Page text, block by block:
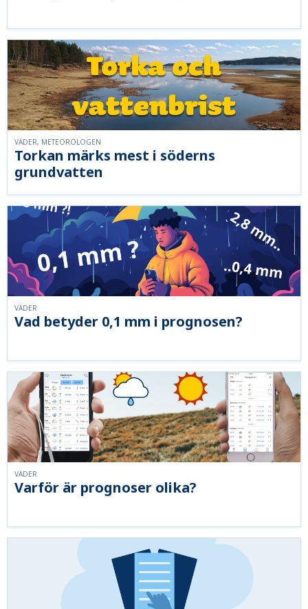
Torkan märks mest i söderns
grundvatten
VÄDER, METEOROLOGEN
Vad betyder 0,1 mm i prognosen?
VÄDER
Varför är prognoser olika?
VÄDER